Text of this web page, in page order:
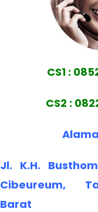
CS1 :
CS2 :
Jl. K.H.
Cibeureum,
Barat